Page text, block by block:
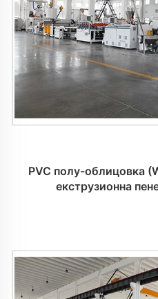
PVC полу-облицовка
екструзионна